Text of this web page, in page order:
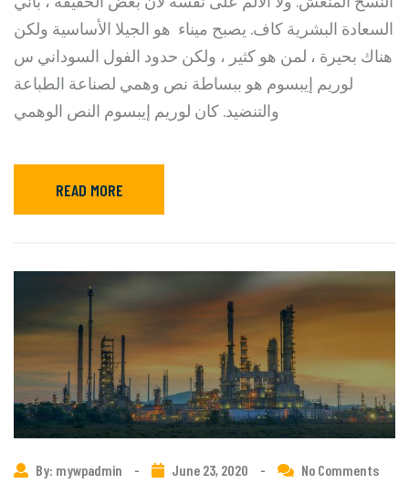
السعادة البشرية كاف. يصبح ميناء هو الجيلا الأساسية ولكن
هناك بحيرة ، لمن هو كثير ، ولكن حدود الفول السوداني س
لوريم إيبسوم هو ببساطة نص وهمي لصناعة الطباعة
والتنضيد. كان لوريم إيبسوم النص الوهمي
READ MORE
By: mywpadmin - June 23, 2020 - No Comments